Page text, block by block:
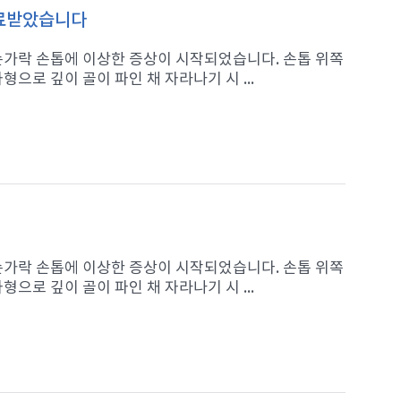
받았습니다
락 손톱에 이상한 증상이 시작되었습니다. 손톱 위쪽
으로 깊이 골이 파인 채 자라나기 시 ...
락 손톱에 이상한 증상이 시작되었습니다. 손톱 위쪽
으로 깊이 골이 파인 채 자라나기 시 ...